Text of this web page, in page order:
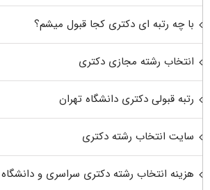
با چه رتبه ای دکتری کجا قبول میشم؟
انتخاب رشته مجازی دکتری
رتبه قبولی دکتری دانشگاه تهران
سایت انتخاب رشته دکتری
هزینه انتخاب رشته دکتری سراسری و دانشگاه